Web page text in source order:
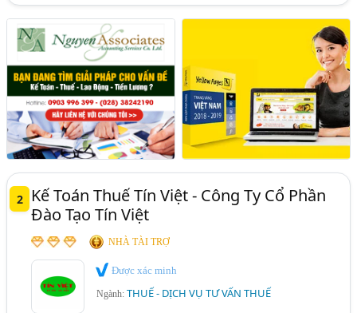
2
Kế Toán Thuế Tín Việt - Công Ty Cổ Phần
Đào Tạo Tín Việt
NHÀ TÀI TRỢ
Được xác minh
Ngành:THUẾ - DỊCH VỤ TƯ VẤN THUẾ